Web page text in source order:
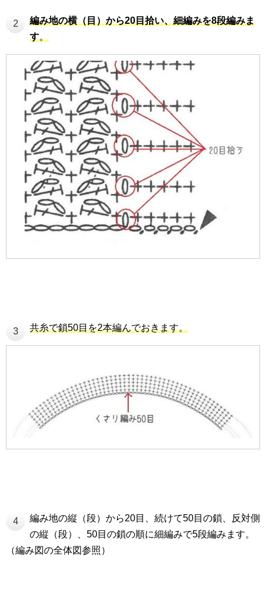
2
編み地の横（目）から20目拾い、細編みを8段編みま
す。
3 共糸で鎖50目を2本編んでおきます。
4
編み地の縦（段）から20目、続けて50目の鎖、反対側
の縦（段）、50目の鎖の順に細編みで5段編みます。
（編み図の全体図参照）